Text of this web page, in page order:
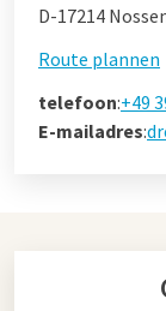
D-17214
Route plannen
telefoon:+49
E-mailadres: